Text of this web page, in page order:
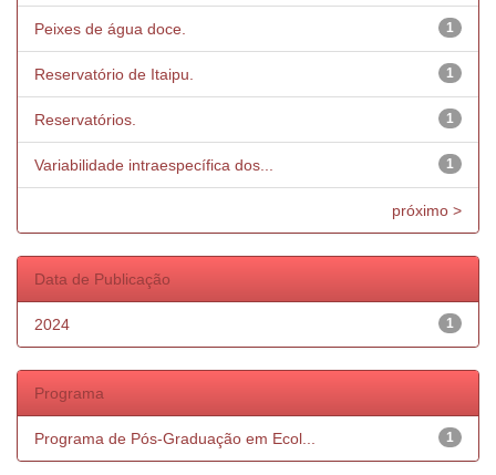
1
Peixes de água doce.
1
Reservatório de Itaipu.
1
Reservatórios.
1
Variabilidade intraespecífica dos...
próximo >
Data de Publicação
1
2024
Programa
1
Programa de Pós-Graduação em Ecol...